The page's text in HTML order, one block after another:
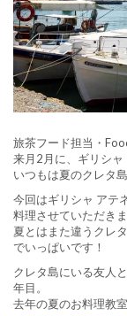
旅茶フード担当・
来月2月に、ギリシャ
いつもは夏のクレタ
今回はギリシャ アテ
料理させていただきま
夏とはまた違うクレ
でいっぱいです！
クレタ島にいる友人
年目。
去年の夏のお料理教